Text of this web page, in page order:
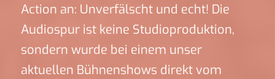
Action an: Unverfälscht und echt! Die
Audiospur ist keine Studioproduktion,
sondern wurde bei einem unser
aktuellen Bühnenshows direkt vom